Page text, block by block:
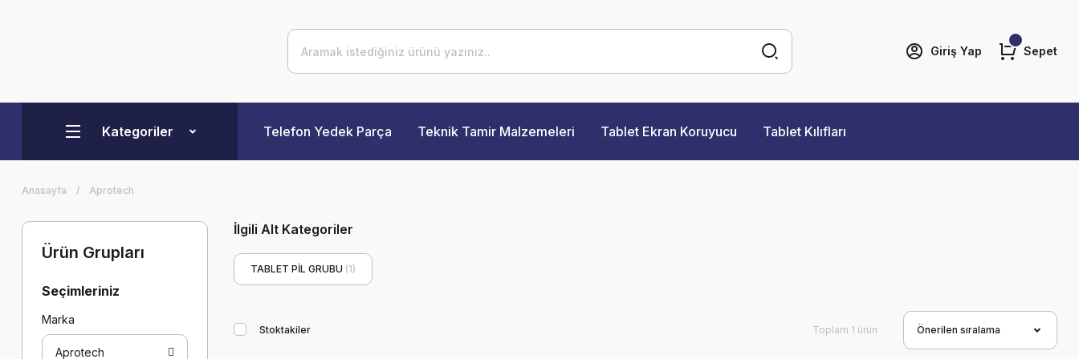
Giriş Yap Sepet
Kategoriler Telefon Yedek Parça Teknik Tamir Malzemeleri Tablet Ekran Koruyucu Tablet Kılıfları
Anasayfa Aprotech
Ürün Grupları
Seçimleriniz
Marka
Aprotech
İlgili Alt Kategoriler
TABLET PİL GRUBU (1)
Stoktakiler Toplam 1 ürün